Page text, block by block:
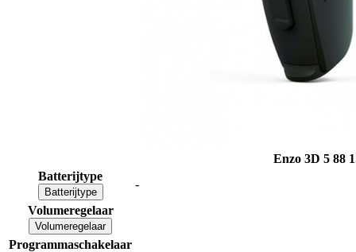
Enzo 3D 5 88
Batterijtype
Batterijtype
-
Volumeregelaar
Volumeregelaar
Programmaschakelaar